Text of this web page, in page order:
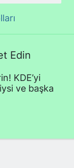
Edin
KDE’yi
ve başka